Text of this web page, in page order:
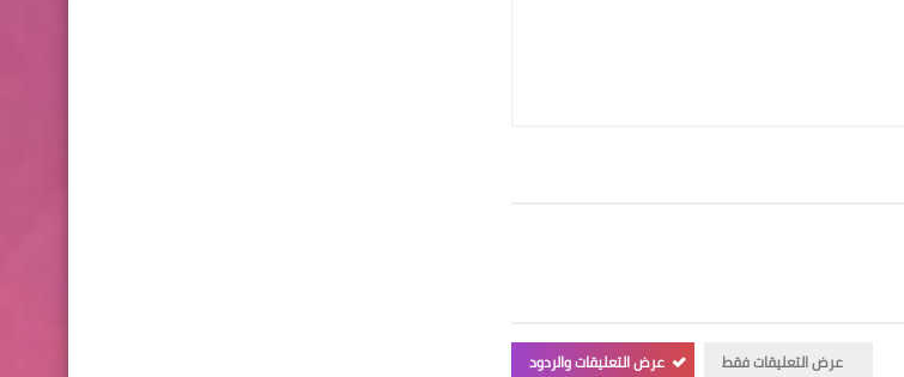
عرض التعليقات فقط عرض التعليقات والردود